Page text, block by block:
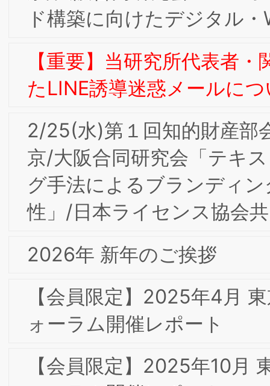
【会員限定】12/3(水)2025年度第5回東
様のために』お客様に愛され、好まれる
スーパーコノミヤ」
京/大阪合同部会研究会「ブランドタグ
イン経営」ボナファイデコンサルティ
グ株式会社 代表取締役 杉本 眞一氏
BSMI会員
【会員限定】2025年度第3回BSMI大阪/
「ラグジュアリー･ブランドからみる意
味のイノベーション」開催レポート
【会員限定】2024年度第7回BSMI大阪/
東京合同研究会＆通算第4回インターナ
ルブランディング部会研究会「アンデル
セングループの企業理念に基づく ブラ
ンド戦略と人づくり」開催レポート